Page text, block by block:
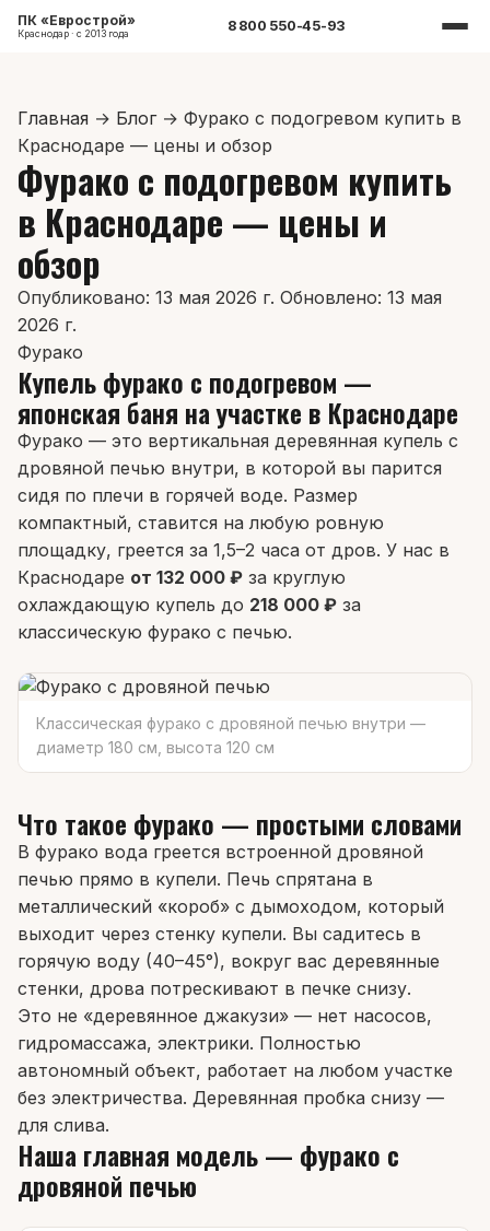
ПК «Еврострой»
Краснодар · с 2013 года 8 800 550-45-93
Главная → Блог→ Фурако с подогревом купить в
Краснодаре — цены и обзор
Фурако с подогревом купить
в Краснодаре — цены и
обзор
Опубликовано: 13 мая 2026 г. Обновлено: 13 мая
2026 г.
Фурако
Купель фурако с подогревом —
японская баня на участке в Краснодаре
Фурако — это вертикальная деревянная купель с
дровяной печью внутри, в которой вы парится
сидя по плечи в горячей воде. Размер
компактный, ставится на любую ровную
площадку, греется за 1,5–2 часа от дров. У нас в
Краснодаре от 132 000 ₽ за круглую
охлаждающую купель до 218 000 ₽ за
классическую фурако с печью.
Классическая фурако с дровяной печью внутри —
диаметр 180 см, высота 120 см
Что такое фурако — простыми словами
В фурако вода греется встроенной дровяной
печью прямо в купели. Печь спрятана в
металлический «короб» с дымоходом, который
выходит через стенку купели. Вы садитесь в
горячую воду (40–45°), вокруг вас деревянные
стенки, дрова потрескивают в печке снизу.
Это не «деревянное джакузи» — нет насосов,
гидромассажа, электрики. Полностью
автономный объект, работает на любом участке
без электричества. Деревянная пробка снизу —
для слива.
Наша главная модель — фурако с
дровяной печью